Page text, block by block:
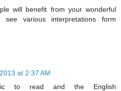
will benefit from your wonderful
various interpretations form
at 2:37 AM
to read and the English